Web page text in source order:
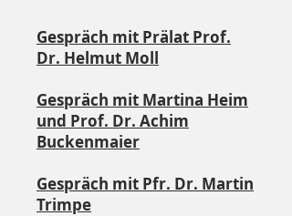
Gespräch mit Prälat Prof.
Dr. Helmut Moll
Gespräch mit Martina Heim
und Prof. Dr. Achim
Buckenmaier
Gespräch mit Pfr. Dr. Martin
Trimpe